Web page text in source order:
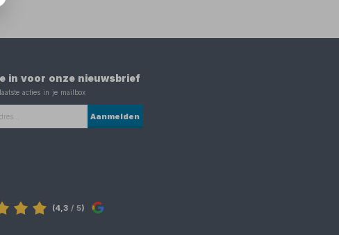
in voor onze nieuwsbrief
acties in je mailbox
Aanmelden
(4,3 / 5)